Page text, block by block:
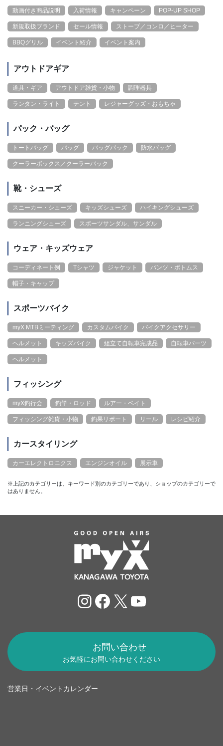
動画付き商品説明 入荷情報 キャンペーン POP-UP SHOP
新規取扱ブランド セール情報 ストーブ／コンロ／ヒーター
BBQグリル イベント紹介 イベント案内
アウトドアギア
道具・ギア アウトドア雑貨・小物 調理器具
ランタン・ライト テント レジャーグッズ・おもちゃ
パック・バッグ
トートバッグ バッグ バッグパック 防水バッグ
クーラーボックス／クーラーバック
靴・シューズ
スニーカー・シューズ キッズシューズ ハイキングシューズ
ランニングシューズ スポーツサンダル、サンダル
ウェア・キッズウェア
コーディネート例 Tシャツ ジャケット パンツ・ボトムス
帽子・キャップ
スポーツバイク
myX MTBミーティング カスタムバイク バイクアクセサリー
ヘルメット キッズバイク 組立て自転車完成品 自転車パーツ
ヘルメット
フィッシング
myX釣行会 釣竿・ロッド ルアー・ベイト
フィッシング雑貨・小物 釣果リポート リール レシピ紹介
カースタイリング
カーエレクトロニクス エンジンオイル 展示車
※上記のカテゴリーは、キーワード別のカテゴリーであり、ショップのカテゴリーで
はありません。
Instagram
Facebook
X YouTube
お問い合わせ
お気軽にお問い合わせください
営業日・イベントカレンダー